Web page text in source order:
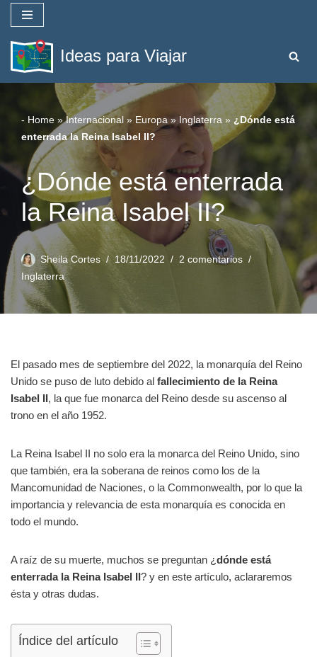
Saltar
al
contenido
Ideas para Viajar
- Home »Internacional » Europa » Inglaterra» ¿Dónde está
enterrada la Reina Isabel II?
¿Dónde está enterrada
la Reina Isabel II?
Sheila Cortes 18/11/2022
2 comentarios
Inglaterra
El pasado mes de septiembre del 2022, la monarquía del Reino
Unido se puso de luto debido al fallecimiento de la Reina
Isabel II, la que fue monarca del Reino desde su ascenso al
trono en el año 1952.
La Reina Isabel II no solo era la monarca del Reino Unido, sino
que también, era la soberana de reinos como los de la
Mancomunidad de Naciones, o la Commonwealth, por lo que la
importancia y relevancia de esta monarquía es conocida en
todo el mundo.
A raíz de su muerte, muchos se preguntan ¿dónde está
enterrada la Reina Isabel II? y en este artículo, aclararemos
ésta y otras dudas.
Índice del artículo